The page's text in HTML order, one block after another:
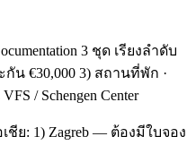
3 ชุด เรียงลำดับ
น €30,000 3) สถานที่พัก ·
/ Schengen Center
ย: 1) Zagreb — ต้องมีใบจอง